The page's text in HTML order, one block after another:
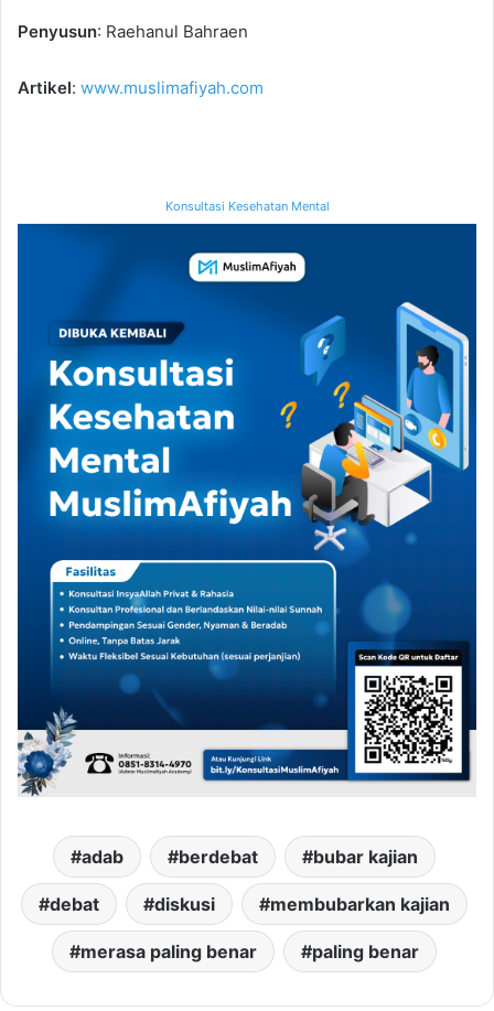
Penyusun: Raehanul Bahraen
Artikel: www.muslimafiyah.com
Konsultasi Kesehatan Mental
adab berdebat bubar kajian
debat diskusi membubarkan kajian
merasa paling benar paling benar